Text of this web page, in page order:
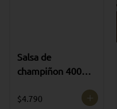
Salsa de
champiñon 400cc
$4.790